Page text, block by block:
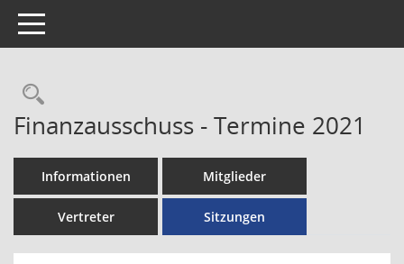
Toggle navigation
Rechercheauswahl
Finanzausschuss - Termine 2021
Informationen Mitglieder
Vertreter Sitzungen